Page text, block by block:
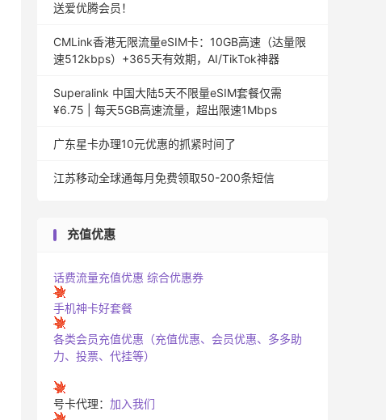
送爱优腾会员！
CMLink香港无限流量eSIM卡：10GB高速（达量限
速512kbps）+365天有效期，AI/TikTok神器
Superalink 中国大陆5天不限量eSIM套餐仅需
¥6.75 | 每天5GB高速流量，超出限速1Mbps
广东星卡办理10元优惠的抓紧时间了
江苏移动全球通每月免费领取50-200条短信
充值优惠
话费流量充值优惠 综合优惠券
手机神卡好套餐
各类会员充值优惠（充值优惠、会员优惠、多多助
力、投票、代挂等）
号卡代理： 加入我们